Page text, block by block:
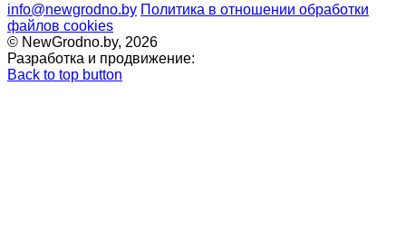
info@newgrodno.by Политика в отношении обработки
файлов cookies
© NewGrodno.by, 2026
Разработка и продвижение:
Back to top button